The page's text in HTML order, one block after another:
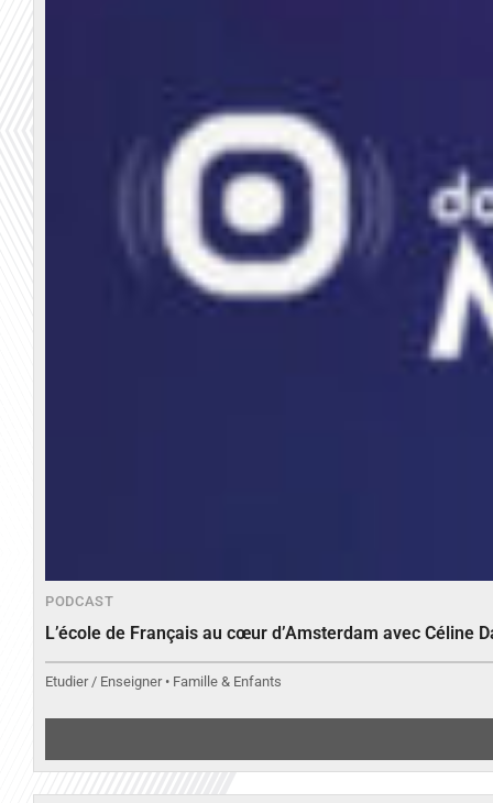
PODCAST
L’école de Français au cœur d’Amsterdam avec Céline
Etudier / Enseigner • Famille & Enfants